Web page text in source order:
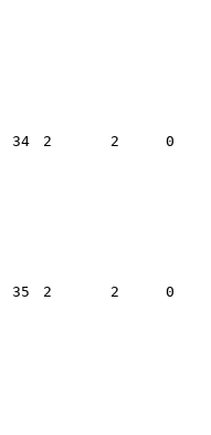
34 2 2 0
35 2 2 0